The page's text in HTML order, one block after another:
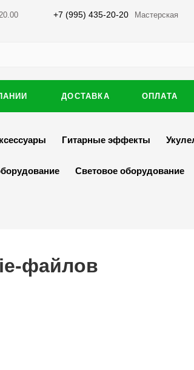
+7 (995) 435-20-20 Мастерская
ДОСТАВКА ОПЛАТА
Гитарные эффекты
Световое оборудование
файлов